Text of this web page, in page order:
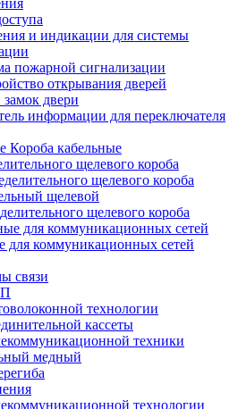
и индикации для системы
пожарной сигнализации
открывания дверей
двери
информации для переключателя
Короба кабельные
щелевого короба
щелевого короба
щелевой
щелевого короба
для коммуникационных сетей
связи
технологии
кассеты
техники
медный
технологии